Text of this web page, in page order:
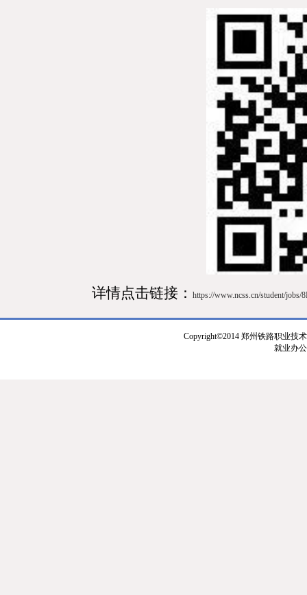
详情点击链接： https://www.ncss.cn/student/
Copyright©2014 郑州铁路职业技
就业办公